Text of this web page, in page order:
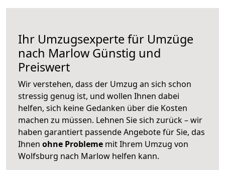
Ihr Umzugsexperte für Umzüge
nach Marlow Günstig und
Preiswert
Wir verstehen, dass der Umzug an sich schon
stressig genug ist, und wollen Ihnen dabei
helfen, sich keine Gedanken über die Kosten
machen zu müssen. Lehnen Sie sich zurück – wir
haben garantiert passende Angebote für Sie, das
Ihnen ohne Probleme mit Ihrem Umzug von
Wolfsburg nach Marlow helfen kann.